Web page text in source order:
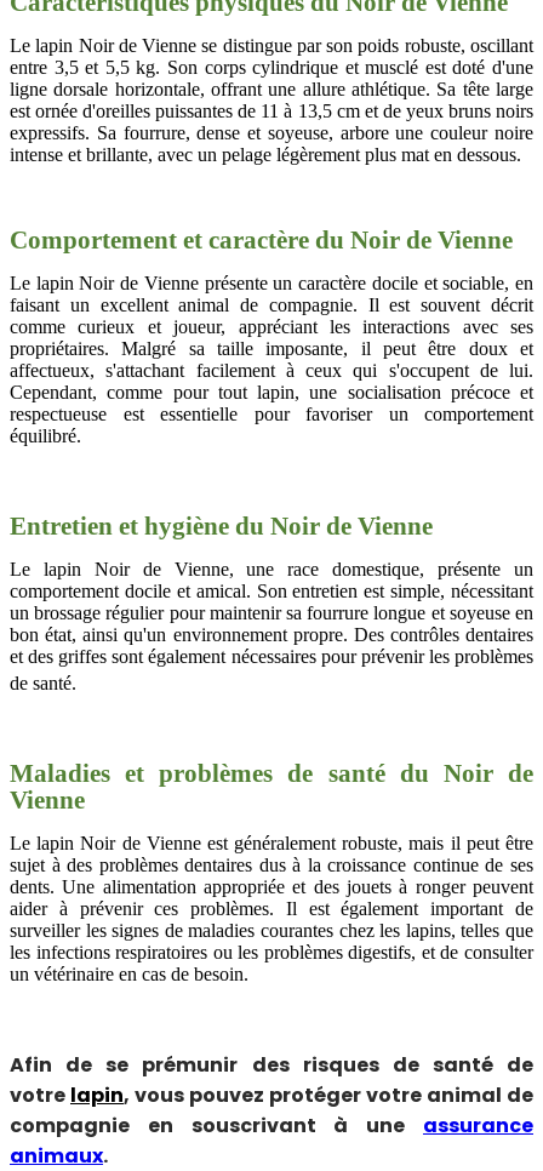
Le lapin Noir de Vienne se distingue par son poids robuste, oscillant
entre 3,5 et 5,5 kg. Son corps cylindrique et musclé est doté d'une
ligne dorsale horizontale, offrant une allure athlétique. Sa tête large
est ornée d'oreilles puissantes de 11 à 13,5 cm et de yeux bruns noirs
expressifs. Sa fourrure, dense et soyeuse, arbore une couleur noire
intense et brillante, avec un pelage légèrement plus mat en dessous.
Comportement et caractère du Noir de Vienne
Le lapin Noir de Vienne présente un caractère docile et sociable, en
faisant un excellent animal de compagnie. Il est souvent décrit
comme curieux et joueur, appréciant les interactions avec ses
propriétaires. Malgré sa taille imposante, il peut être doux et
affectueux, s'attachant facilement à ceux qui s'occupent de lui.
Cependant, comme pour tout lapin, une socialisation précoce et
respectueuse est essentielle pour favoriser un comportement
équilibré.
Entretien et hygiène du Noir de Vienne
Le lapin Noir de Vienne, une race domestique, présente un
comportement docile et amical. Son entretien est simple, nécessitant
un brossage régulier pour maintenir sa fourrure longue et soyeuse en
bon état, ainsi qu'un environnement propre. Des contrôles dentaires
et des griffes sont également nécessaires pour prévenir les problèmes
de santé.
Maladies et problèmes de santé du Noir de
Vienne
Le lapin Noir de Vienne est généralement robuste, mais il peut être
sujet à des problèmes dentaires dus à la croissance continue de ses
dents. Une alimentation appropriée et des jouets à ronger peuvent
aider à prévenir ces problèmes. Il est également important de
surveiller les signes de maladies courantes chez les lapins, telles que
les infections respiratoires ou les problèmes digestifs, et de consulter
un vétérinaire en cas de besoin.
Afin de se prémunir des risques de santé de
votre lapin, vous pouvez protéger votre animal de
compagnie en souscrivant à une assurance
animaux.